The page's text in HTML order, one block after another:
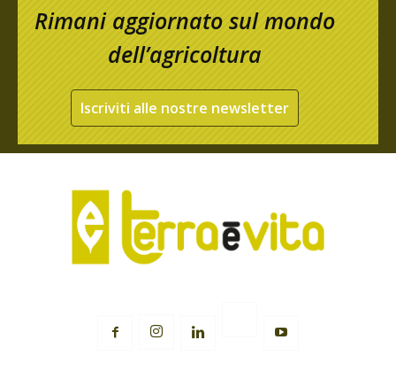
Rimani aggiornato sul mondo
dell’agricoltura
Iscriviti alle nostre newsletter